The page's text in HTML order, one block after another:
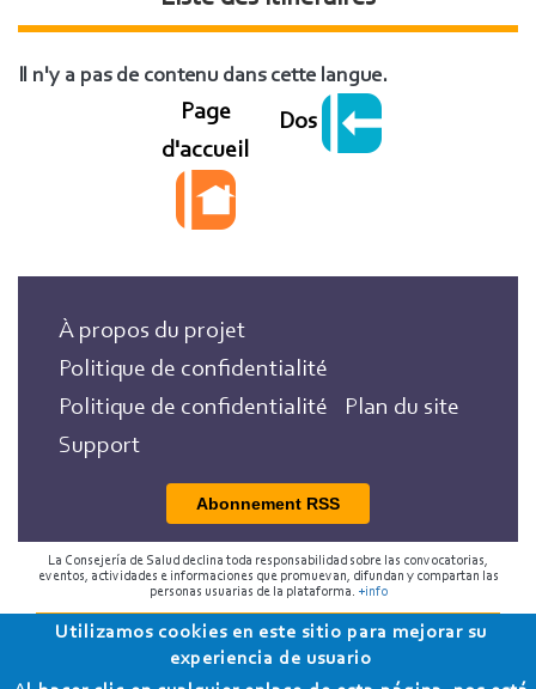
Il n'y a pas de contenu dans cette langue.
Page
d'accueil
Dos
À propos du projet
Politique de confidentialité
Politique de confidentialité
Plan du site
Support
Abonnement RSS
La Consejería de Salud declina toda responsabilidad sobre las convocatorias,
eventos, actividades e informaciones que promuevan, difundan y compartan las
personas usuarias de la plataforma. +info
2018 Programa de Envejecimiento Saludable de la
Consejería de Salud
Utilizamos cookies en este sitio para mejorar su
experiencia de usuario